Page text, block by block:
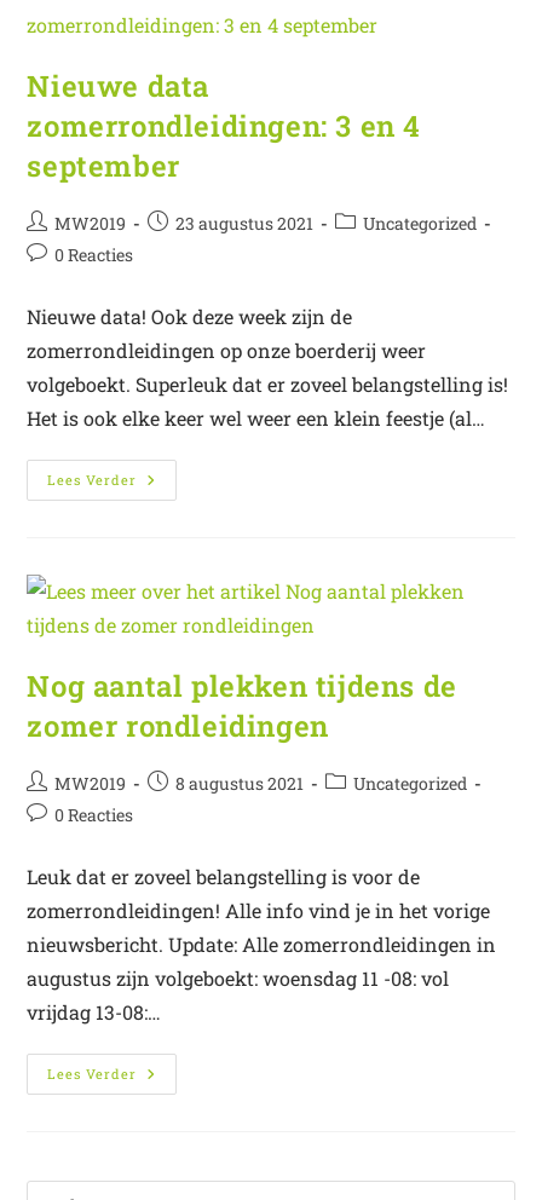
Nieuwe data
zomerrondleidingen: 3 en 4
september
MW2019 23 augustus 2021
Uncategorized
0 Reacties
Nieuwe data! Ook deze week zijn de
zomerrondleidingen op onze boerderij weer
volgeboekt. Superleuk dat er zoveel belangstelling is!
Het is ook elke keer wel weer een klein feestje (al…
Lees Verder
Nog aantal plekken tijdens de
zomer rondleidingen
MW2019 8 augustus 2021
Uncategorized
0 Reacties
Leuk dat er zoveel belangstelling is voor de
zomerrondleidingen! Alle info vind je in het vorige
nieuwsbericht. Update: Alle zomerrondleidingen in
augustus zijn volgeboekt: woensdag 11 -08: vol
vrijdag 13-08:…
Lees Verder